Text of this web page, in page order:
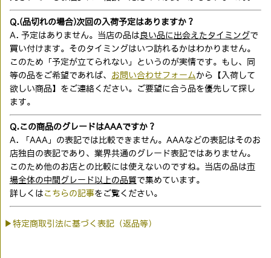
Q.(品切れの場合)次回の入荷予定はありますか？
A. 予定はありません。当店の品は 良い品に出会えたタイミングで
買い付けます。そのタイミングはいつ訪れるかはわかりません。
このため「予定が立てられない」というのが実情です。もし、同
等の品をご希望であれば、 お問い合わせフォーム から【入荷して
欲しい商品】をご連絡ください。ご要望に合う品を優先して探し
ます。
Q.この商品のグレードはAAAですか？
A. 「AAA」の表記では比較できません。AAAなどの表記はそのお
店独自の表記であり、業界共通のグレード表記ではありません。
このため他のお店との比較には使えないのですね。当店の品は市
場全体の中間グレード以上の品質で集めています。
詳しくは こちらの記事をご覧ください。
▶特定商取引法に基づく表記（返品等）